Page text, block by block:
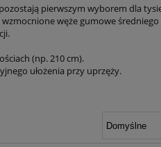
pierwszym wyborem dla
węże gumowe średniego
(np. 210 cm).
ułożenia przy uprzęży.